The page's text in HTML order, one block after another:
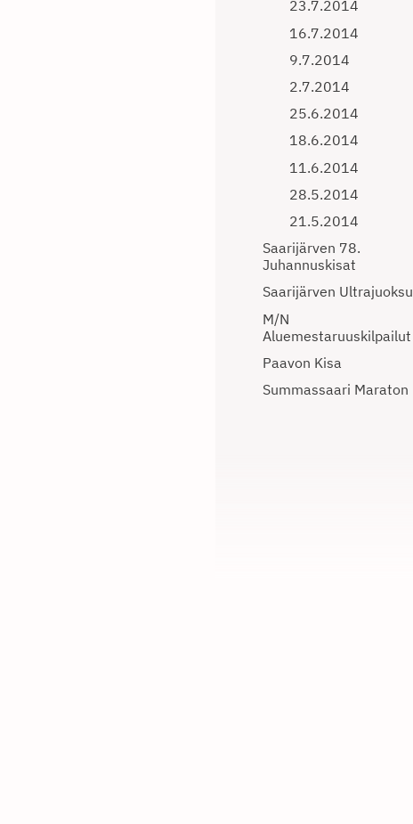
23.7.2014
16.7.2014
9.7.2014
2.7.2014
25.6.2014
18.6.2014
11.6.2014
28.5.2014
21.5.2014
Saarijärven 78.
Juhannuskisat
Saarijärven Ultrajuoksu
M/N
Aluemestaruuskilpailut
Paavon Kisa
Summassaari Maraton